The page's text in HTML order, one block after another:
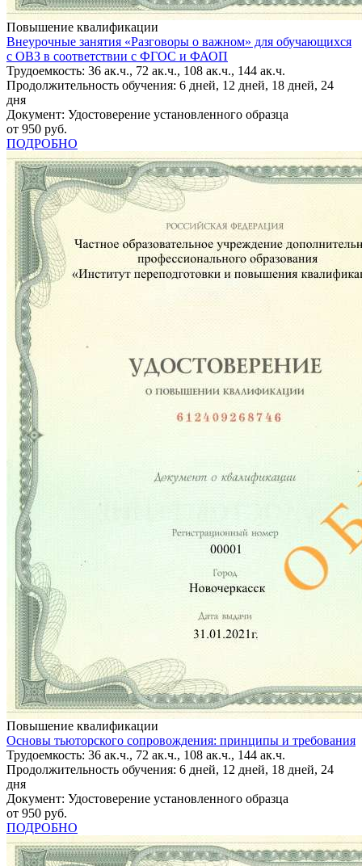
Повышение квалификации
Внеурочные занятия «Разговоры о важном» для обучающихся
с ОВЗ в соответствии с ФГОС и ФАОП
Трудоемкость: 36 ак.ч., 72 ак.ч., 108 ак.ч., 144 ак.ч.
Продолжительность обучения: 6 дней, 12 дней, 18 дней, 24
дня
Документ: Удостоверение установленного образца
от 950 руб.
ПОДРОБНО
Повышение квалификации
Основы тьюторского сопровождения: принципы и требования
Трудоемкость: 36 ак.ч., 72 ак.ч., 108 ак.ч., 144 ак.ч.
Продолжительность обучения: 6 дней, 12 дней, 18 дней, 24
дня
Документ: Удостоверение установленного образца
от 950 руб.
ПОДРОБНО